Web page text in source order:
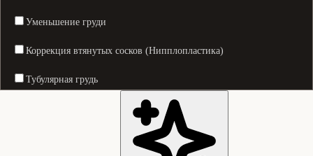
Уменьшение груди
Коррекция втянутых сосков (Нипплопластика)
Тубулярная грудь
Хирургия век (Blepharoplasty)